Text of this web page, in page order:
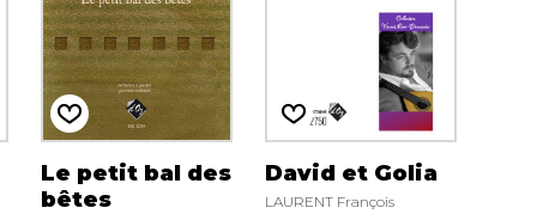
Le petit bal des
bêtes
David et Golia
LAURENT François